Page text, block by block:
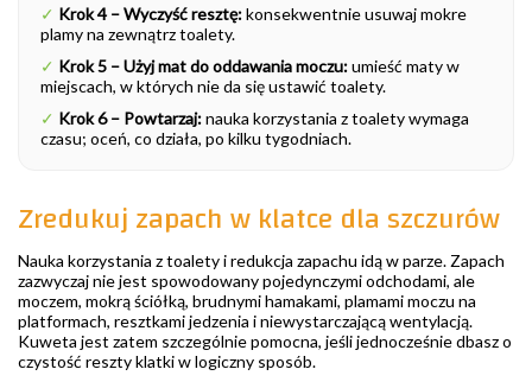
✓ Krok 4 – Wyczyść resztę:konsekwentnie usuwaj mokre
plamy na zewnątrz toalety.
✓ Krok 5 – Użyj mat do oddawania moczu:umieść maty w
miejscach, w których nie da się ustawić toalety.
✓ Krok 6 – Powtarzaj:nauka korzystania z toalety wymaga
czasu; oceń, co działa, po kilku tygodniach.
Zredukuj zapach w klatce dla szczurów
Nauka korzystania z toalety i redukcja zapachu idą w parze. Zapach
zazwyczaj nie jest spowodowany pojedynczymi odchodami, ale
moczem, mokrą ściółką, brudnymi hamakami, plamami moczu na
platformach, resztkami jedzenia i niewystarczającą wentylacją.
Kuweta jest zatem szczególnie pomocna, jeśli jednocześnie dbasz o
czystość reszty klatki w logiczny sposób.